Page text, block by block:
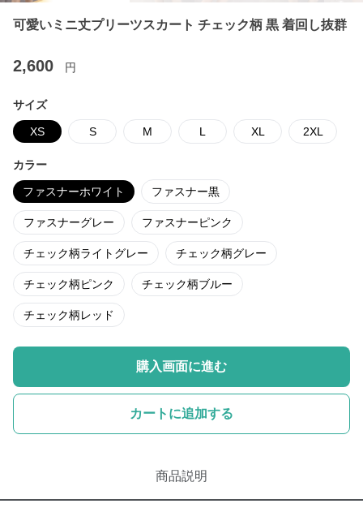
可愛いミニ丈プリーツスカート チェック柄 黒 着回し抜群
2,600 円
サイズ
XS S M L XL 2XL
カラー
ファスナーホワイト ファスナー黒
ファスナーグレー ファスナーピンク
チェック柄ライトグレー チェック柄グレー
チェック柄ピンク チェック柄ブルー
チェック柄レッド
購入画面に進む
カートに追加する
商品説明